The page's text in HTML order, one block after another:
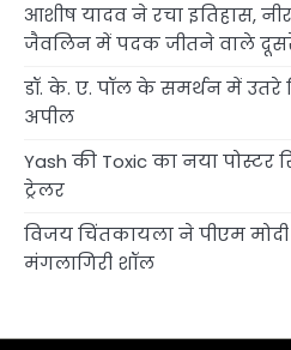
आशीष यादव ने रचा इतिहास,
जैवलिन में पदक जीतने वाले
डॉ. के. ए. पॉल के समर्थन में उतरे
अपील
Yash की Toxic का नया
ट्रेलर
विजय चिंतकायला ने पीएम
मंगलागिरी शॉल